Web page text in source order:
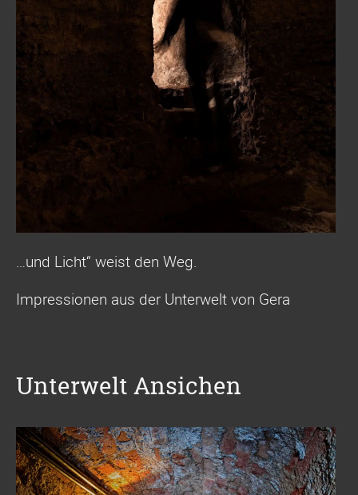
…und Licht“ weist den Weg.
Impressionen aus der Unterwelt von Gera
Unterwelt Ansichen